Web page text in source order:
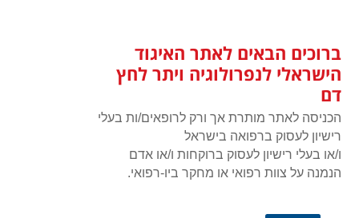
האיגוד הישראלי לנפרולוגיה ויתר
לחץ דם
נשים בסיכון מוגבר לתמותה מכל-סיבה בתוך חמש שנים מתחילת
ברוכים הבאים לאתר האיגוד
הישראלי לנפרולוגיה ויתר לחץ
דם
הכניסה לאתר מותרת אך ורק לרופאים/ות בעלי
רישיון לעסוק ברפואה בישראל
ו/או בעלי רישיון לעסוק ברוקחות ו/או אדם
הנמנה על צוות רפואי או מחקר ביו-רפואי.